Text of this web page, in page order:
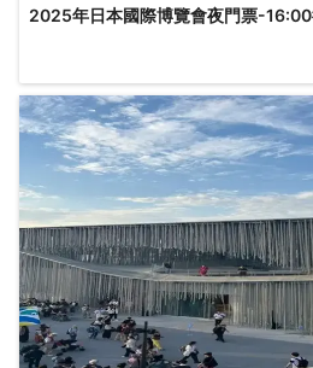
2025年日本國際博覽會夜門票-16:00